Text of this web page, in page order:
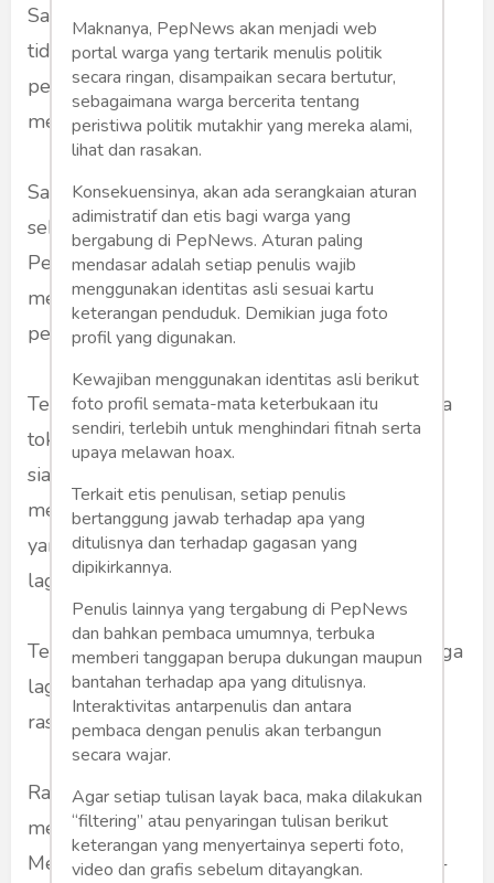
Saya tidak terpengaruh. Tetap bertekad untuk
tidak menulis pidato Bu Mega itu. Tapi
penasaran. Benarkah menarik. Seperti apakah
menariknya.
Saya pun buka YouTube. Di tempat yang jauh
sekali dari Bali ini --lokasi kongres ke-5 PDI-
Perjuangan itu. Saya ingin tahu: seberapa
menarik pidato ketua umum partai pemenang
pemilu itu. Untuk diri saya sendiri.
Ternyata memang menarik. Terutama siapa saja
tokoh yang hadir. Siapa yang duduk di sebelah
siapa. Bagaimana mimik wajah mereka --saat
mendengar pidato itu. Dan terutama apa saja
yang diucapkan oleh Bu Mega. Lebih terutama
lagi yang di luar teks.
Terlihat jelas bahwa suasana kebatinan Bu Mega
lagi happy. Bercampur sedikit geram. Juga ada
rasa was-was.
Raut wajahnya cerah. Seperti lega --telah
memenangkan pemilu yang berat. Rasanya Bu
Mega lebih cantik dibanding awal tahun lalu --
Maknanya, PepNews akan menjadi web
portal warga yang tertarik menulis politik
secara ringan, disampaikan secara bertutur,
sebagaimana warga bercerita tentang
peristiwa politik mutakhir yang mereka alami,
lihat dan rasakan.
Konsekuensinya, akan ada serangkaian aturan
adimistratif dan etis bagi warga yang
bergabung di PepNews. Aturan paling
mendasar adalah setiap penulis wajib
menggunakan identitas asli sesuai kartu
keterangan penduduk. Demikian juga foto
profil yang digunakan.
Kewajiban menggunakan identitas asli berikut
foto profil semata-mata keterbukaan itu
sendiri, terlebih untuk menghindari fitnah serta
upaya melawan hoax.
Terkait etis penulisan, setiap penulis
bertanggung jawab terhadap apa yang
ditulisnya dan terhadap gagasan yang
dipikirkannya.
Penulis lainnya yang tergabung di PepNews
dan bahkan pembaca umumnya, terbuka
memberi tanggapan berupa dukungan maupun
bantahan terhadap apa yang ditulisnya.
Interaktivitas antarpenulis dan antara
pembaca dengan penulis akan terbangun
secara wajar.
Agar setiap tulisan layak baca, maka dilakukan
“filtering” atau penyaringan tulisan berikut
keterangan yang menyertainya seperti foto,
video dan grafis sebelum ditayangkan.